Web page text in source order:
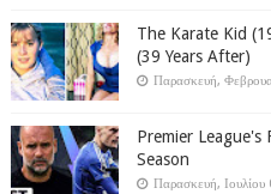
The Karate Kid
(39 Years After)
Παρασκευή,
Premier
Season
Παρασκευή,